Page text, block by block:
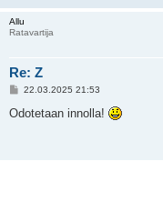
Allu
Ratavartija
Re: Z
V
e
22.03.2025 21:53
Odotetaan innolla!